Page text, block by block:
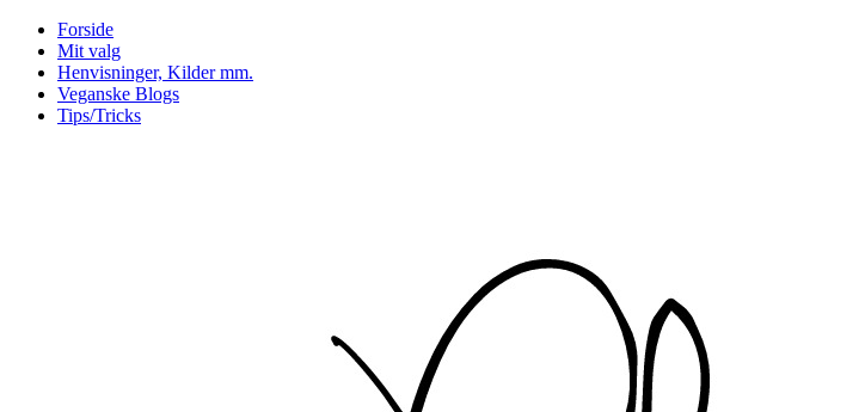
Forside
Mit valg
Henvisninger, Kilder mm.
Veganske Blogs
Tips/Tricks